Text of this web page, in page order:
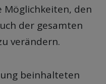
den
der gesamten
verändern.
beinhalteten